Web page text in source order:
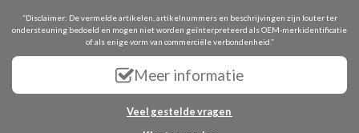
“Disclaimer: De vermelde artikelen, artikelnummers en beschrijvingen zijn louter ter
ondersteuning bedoeld en mogen niet worden geïnterpreteerd als OEM-merkidentificatie
of als enige vorm van commerciële verbondenheid.”
Meer informatie
Veel gestelde vragen